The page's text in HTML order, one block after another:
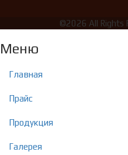
©2026 All Rights
Меню
Главная
Прайс
Продукция
Галерея